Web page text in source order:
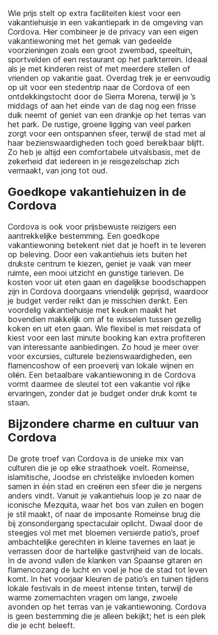
Wie prijs stelt op extra faciliteiten kiest voor een
vakantiehuisje in een vakantiepark in de omgeving van
Cordova. Hier combineer je de privacy van een eigen
vakantiewoning met het gemak van gedeelde
voorzieningen zoals een groot zwembad, speeltuin,
sportvelden of een restaurant op het parkterrein. Ideaal
als je met kinderen reist of met meerdere stellen of
vrienden op vakantie gaat. Overdag trek je er eenvoudig
op uit voor een stedentrip naar de Cordova of een
ontdekkingstocht door de Sierra Morena, terwijl je ’s
middags of aan het einde van de dag nog een frisse
duik neemt of geniet van een drankje op het terras van
het park. De rustige, groene ligging van veel parken
zorgt voor een ontspannen sfeer, terwijl de stad met al
haar bezienswaardigheden toch goed bereikbaar blijft.
Zo heb je altijd een comfortabele uitvalsbasis, met de
zekerheid dat iedereen in je reisgezelschap zich
vermaakt, van jong tot oud.
Goedkope vakantiehuizen in de
Cordova
Cordova is ook voor prijsbewuste reizigers een
aantrekkelijke bestemming. Een goedkope
vakantiewoning betekent niet dat je hoeft in te leveren
op beleving. Door een vakantiehuis iets buiten het
drukste centrum te kiezen, geniet je vaak van meer
ruimte, een mooi uitzicht en gunstige tarieven. De
kosten voor uit eten gaan en dagelijkse boodschappen
zijn in Cordova doorgaans vriendelijk geprijsd, waardoor
je budget verder reikt dan je misschien denkt. Een
voordelig vakantiehuisje met keuken maakt het
bovendien makkelijk om af te wisselen tussen gezellig
koken en uit eten gaan. Wie flexibel is met reisdata of
kiest voor een last minute booking kan extra profiteren
van interessante aanbiedingen. Zo houd je meer over
voor excursies, culturele bezienswaardigheden, een
flamencoshow of een proeverij van lokale wijnen en
oliën. Een betaalbare vakantiewoning in de Cordova
vormt daarmee de sleutel tot een vakantie vol rijke
ervaringen, zonder dat je budget onder druk komt te
staan.
Bijzondere charme en cultuur van
Cordova
De grote troef van Cordova is de unieke mix van
culturen die je op elke straathoek voelt. Romeinse,
islamitische, Joodse en christelijke invloeden komen
samen in één stad en creëren een sfeer die je nergens
anders vindt. Vanuit je vakantiehuis loop je zo naar de
iconische Mezquita, waar het bos van zuilen en bogen
je stil maakt, of naar de imposante Romeinse brug die
bij zonsondergang spectaculair oplicht. Dwaal door de
steegjes vol met met bloemen versierde patio’s, proef
ambachtelijke gerechten in kleine tavernes en laat je
verrassen door de hartelijke gastvrijheid van de locals.
In de avond vullen de klanken van Spaanse gitaren en
flamencozang de lucht en voel je hoe de stad tot leven
komt. In het voorjaar kleuren de patio’s en tuinen tijdens
lokale festivals in de meest intense tinten, terwijl de
warme zomernachten vragen om lange, zwoele
avonden op het terras van je vakantiewoning. Cordova
is geen bestemming die je alleen bekijkt; het is een plek
die je echt beleeft.